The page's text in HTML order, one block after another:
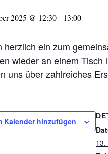
2025 @ 12:30- 13:00
herzlich ein zum
wieder an einem
uns über zahlreiches
Kalender hinzufügen